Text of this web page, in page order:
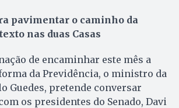
pavimentar o caminho da
nas duas Casas
de encaminhar este mês a
da Previdência, o ministro da
Guedes, pretende conversar
os presidentes do Senado, Davi